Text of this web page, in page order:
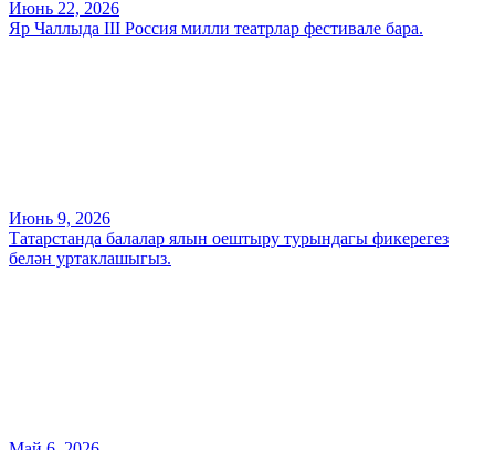
Июнь 22, 2026
Яр Чаллыда III Россия милли театрлар фестивале бара.
Июнь 9, 2026
Татарстанда балалар ялын оештыру турындагы фикерегез
белән уртаклашыгыз.